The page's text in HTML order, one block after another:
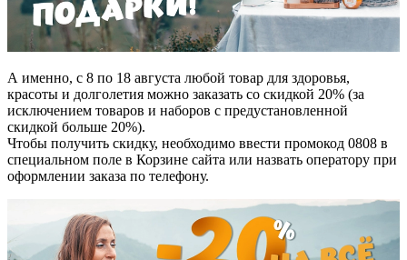
А именно, с 8 по 18 августа любой товар для здоровья,
красоты и долголетия можно заказать со скидкой 20% (за
исключением товаров и наборов с предустановленной
скидкой больше 20%).
Чтобы получить скидку, необходимо ввести промокод 0808 в
специальном поле в Корзине сайта или назвать оператору при
оформлении заказа по телефону.